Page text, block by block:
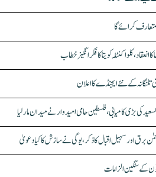
کرائے گا
کلواکنٹلہ کویتا کا فکر انگیز خطاب
تلنگانہ کے نئے ایجنڈے کا اعلان
کی بڑی کامیابی، فلسطین حامی امیدوار نے میدان مار لیا
برق اور سہیل اقبال کا ذکر، یوگی نے سازش کا کیا دعویٰ
کے سنگین الزامات